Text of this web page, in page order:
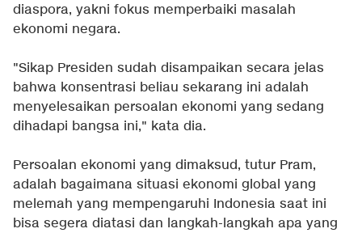
diaspora, yakni fokus memperbaiki masalah
ekonomi negara.
"Sikap Presiden sudah disampaikan secara jelas
bahwa konsentrasi beliau sekarang ini adalah
menyelesaikan persoalan ekonomi yang sedang
dihadapi bangsa ini," kata dia.
Persoalan ekonomi yang dimaksud, tutur Pram,
adalah bagaimana situasi ekonomi global yang
melemah yang mempengaruhi Indonesia saat ini
bisa segera diatasi dan langkah-langkah apa yang